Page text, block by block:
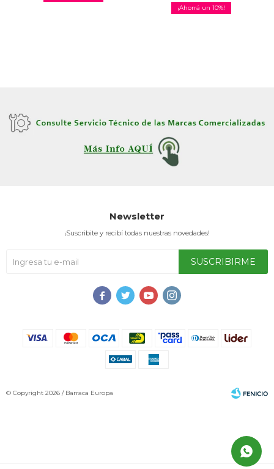
10
Newsletter
¡Suscribite y recibí todas nuestras novedades!
SUSCRIBIRME
   
© Copyright 2026 / Barraca Europa